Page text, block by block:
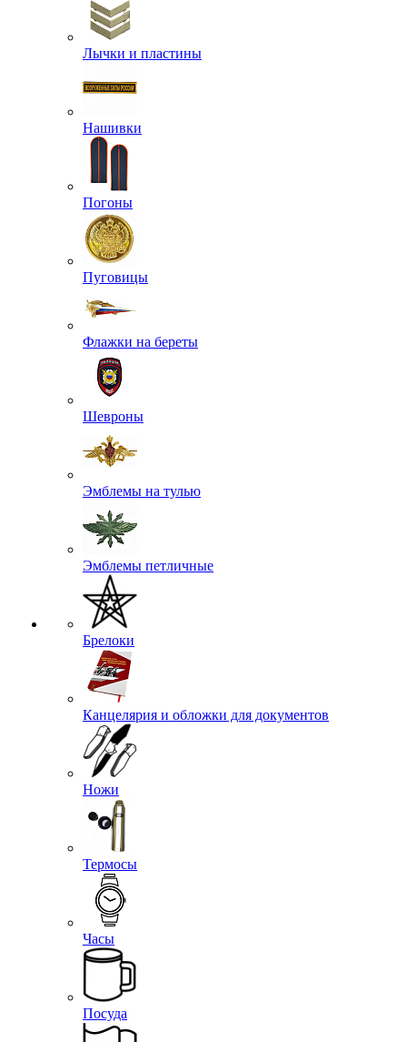
Лычки и пластины
Нашивки
Погоны
Пуговицы
Флажки на береты
Шевроны
Эмблемы на тулью
Эмблемы петличные
Брелоки
Канцелярия и обложки для документов
Ножи
Термосы
Часы
Посуда